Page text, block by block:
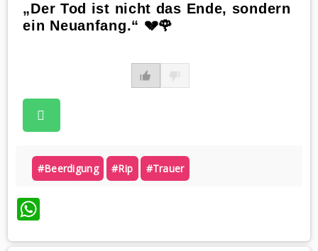
„Der Tod ist nicht das Ende, sondern
ein Neuanfang.“ 💔🌹
#beerdigung #rip #trauer
WhatsApp